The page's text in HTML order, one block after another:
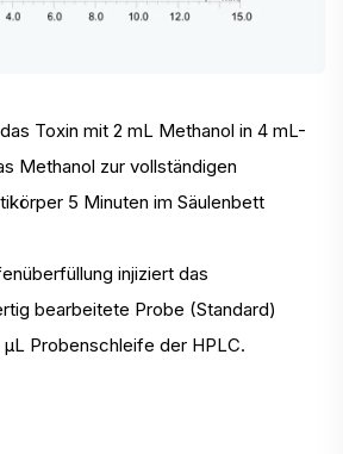
Toxin mit 2 mL Methanol in 4 mL-
Methanol zur vollständigen
5 Minuten im Säulenbett
injiziert das
bearbeitete Probe (Standard)
Probenschleife der HPLC.